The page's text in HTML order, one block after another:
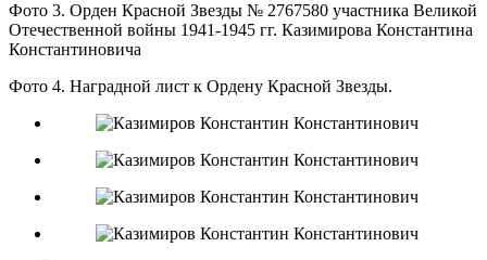
Фото 3. Орден Красной Звезды № 2767580 участника Великой
Отечественной войны 1941-1945 гг. Казимирова Константина
Константиновича
Фото 4. Наградной лист к Ордену Красной Звезды.